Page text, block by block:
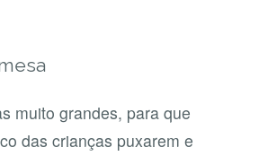
muito grandes, para que
das crianças puxarem e